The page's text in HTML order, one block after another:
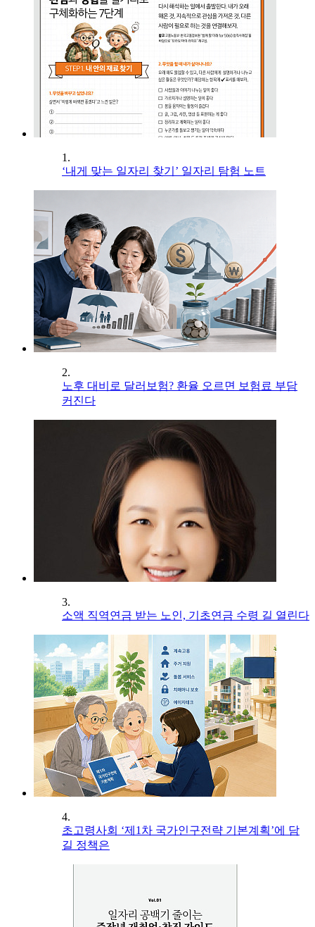
1.
‘내게 맞는 일자리 찾기’ 일자리 탐험 노트
2.
노후 대비로 달러보험? 환율 오르면 보험료 부담
커진다
3.
소액 직역연금 받는 노인, 기초연금 수령 길 열린다
4.
초고령사회 ‘제1차 국가인구전략 기본계획’에 담
길 정책은